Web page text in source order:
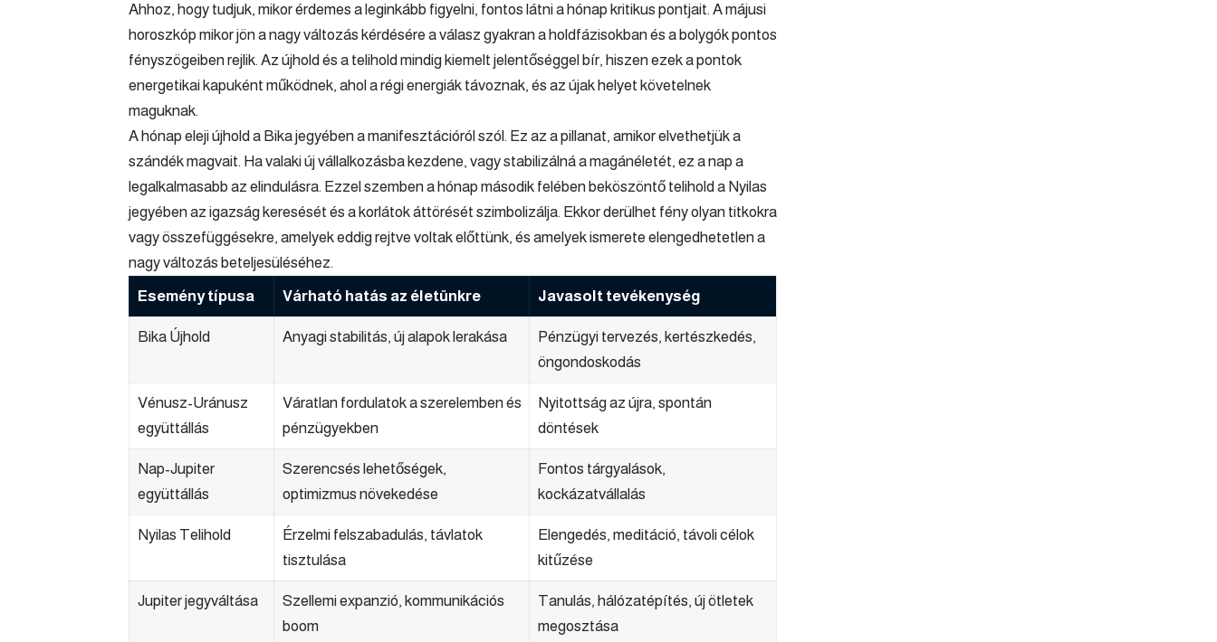
Ahhoz, hogy tudjuk, mikor érdemes a leginkább figyelni, fontos látni a hónap kritikus pontjait. A májusi
horoszkóp mikor jön a nagy változás kérdésére a válasz gyakran a holdfázisokban és a bolygók pontos
fényszögeiben rejlik. Az újhold és a telihold mindig kiemelt jelentőséggel bír, hiszen ezek a pontok
energetikai kapuként működnek, ahol a régi energiák távoznak, és az újak helyet követelnek
maguknak.
A hónap eleji újhold a Bika jegyében a manifesztációról szól. Ez az a pillanat, amikor elvethetjük a
szándék magvait. Ha valaki új vállalkozásba kezdene, vagy stabilizálná a magánéletét, ez a nap a
legalkalmasabb az elindulásra. Ezzel szemben a hónap második felében beköszöntő telihold a Nyilas
jegyében az igazság keresését és a korlátok áttörését szimbolizálja. Ekkor derülhet fény olyan titkokra
vagy összefüggésekre, amelyek eddig rejtve voltak előttünk, és amelyek ismerete elengedhetetlen a
nagy változás beteljesüléséhez.
Esemény típusa
Várható hatás az életünkre Javasolt tevékenység
Bika Újhold Anyagi stabilitás, új alapok lerakása
Pénzügyi tervezés, kertészkedés,
öngondoskodás
Vénusz-Uránusz
együttállás
Váratlan fordulatok a szerelemben és
pénzügyekben
Nyitottság az újra, spontán
döntések
Nap-Jupiter
együttállás
Szerencsés lehetőségek,
optimizmus növekedése
Fontos tárgyalások,
kockázatvállalás
Nyilas Telihold
Érzelmi felszabadulás, távlatok
tisztulása
Elengedés, meditáció, távoli célok
kitűzése
Jupiter jegyváltása
Szellemi expanzió, kommunikációs
boom
Tanulás, hálózatépítés, új ötletek
megosztása